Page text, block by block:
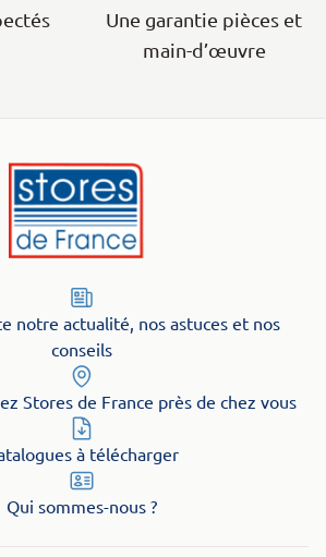
Une garantie pièces et
main-d’œuvre
notre actualité, nos astuces et nos
conseils
Stores de France près de chez vous
à télécharger
Qui sommes-nous ?